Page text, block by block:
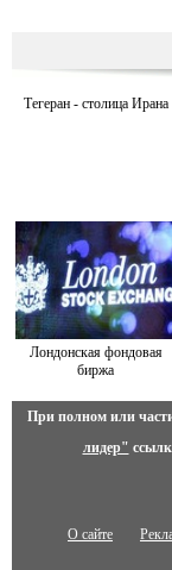
Тегеран - столица Ирана
Лондонская фондовая
биржа
При полном или
лидер"
О сайте